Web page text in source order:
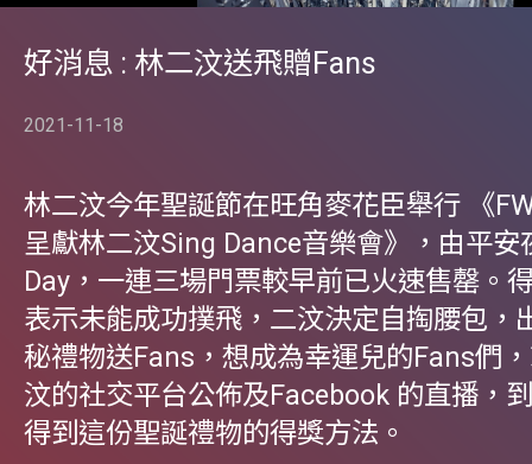
好消息 : 林二汶送飛贈Fans
2021-11-18
林二汶今年聖誕節在旺角麥花臣舉行 《
呈獻林二汶Sing Dance音樂會》，由平安
Day，一連三場門票較早前已火速售罄。
表示未能成功撲飛，二汶決定自掏腰包，
秘禮物送Fans，想成為幸運兒的Fans們
汶的社交平台公佈及Facebook 的直播，
得到這份聖誕禮物的得獎方法。